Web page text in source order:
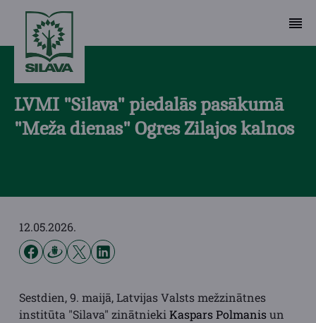
LVMI "Silava" piedalās pasākumā
"Meža dienas" Ogres Zilajos kalnos
12.05.2026.
Sestdien, 9. maijā, Latvijas Valsts mežzinātnes
institūta "Silava" zinātnieki Kaspars Polmanisun